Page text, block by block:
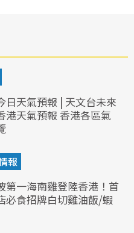
日天氣預報 | 天文台未來
港天氣預報 香港各區氣
報
第一海南雞登陸香港！首
必食招牌白切雞油飯/蝦